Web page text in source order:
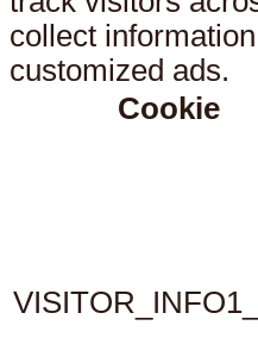
collect
customized ads.
Cookie